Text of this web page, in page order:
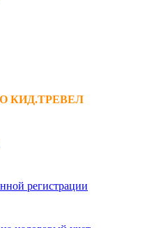
КИД.ТРЕВЕЛ
регистрации